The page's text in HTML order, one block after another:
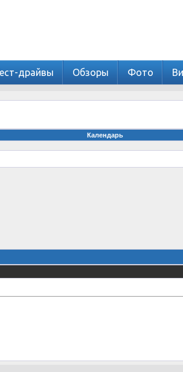
драйвы Обзоры Фото
Календарь